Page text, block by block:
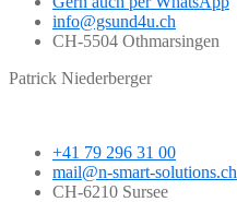
info@gsund4u.ch
CH-5504 Othmarsingen
Patrick Niederberger
+41 79 296 31 00
mail@n-smart-solutions.ch
CH-6210 Sursee